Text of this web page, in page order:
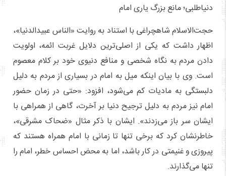
دنیاطلبی؛ مانع بزرگ یاری امام
حجت‌الاسلام شاهچراغی با استناد به روایت «الناس عبیدالدنیا»،
اظهار داشت که یکی از اصلی‌ترین دلایل غربت ائمه، اولویت
دادن مردم به نگاه شخصی و منافع دنیوی خود بر کلام معصوم
است. وی با بیان اینکه میل به امام در بسیاری از مردم به دلیل
دلبستگی به مادیات کم می‌شود، افزود: «حتی در زمان حضور
امام نیز مردم به دلیل ترجیح دنیا بر آخرت، گاهی از همراهی با
ایشان سر باز می‌زدند». ایشان با ذکر مثال «ضحاک مشرقی»،
خاطرنشان کرد که برخی تنها تا زمانی با امام همراه هستند که
پیروزی و غنیمتی در کار باشد، اما به محض احساس خطر، امام را
تنها می‌گذارند.